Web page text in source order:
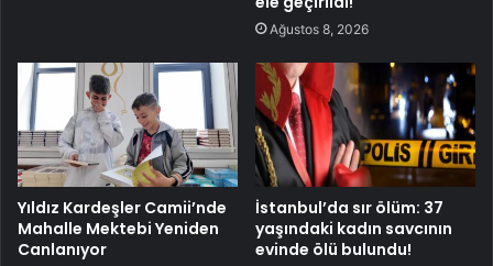
Ağustos 8, 2026
Yıldız Kardeşler Camii’nde
Mahalle Mektebi Yeniden
Canlanıyor
İstanbul’da sır ölüm: 37
yaşındaki kadın savcının
evinde ölü bulundu!